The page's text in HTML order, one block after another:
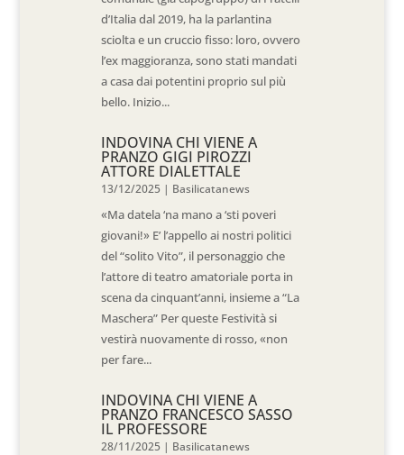
d’Italia dal 2019, ha la parlantina
sciolta e un cruccio fisso: loro, ovvero
l’ex maggioranza, sono stati mandati
a casa dai potentini proprio sul più
bello. Inizio...
INDOVINA CHI VIENE A
PRANZO GIGI PIROZZI
ATTORE DIALETTALE
13/12/2025 | Basilicatanews
«Ma datela ‘na mano a ‘sti poveri
giovani!» E’ l’appello ai nostri politici
del “solito Vito”, il personaggio che
l’attore di teatro amatoriale porta in
scena da cinquant’anni, insieme a “La
Maschera” Per queste Festività si
vestirà nuovamente di rosso, «non
per fare...
INDOVINA CHI VIENE A
PRANZO FRANCESCO SASSO
IL PROFESSORE
28/11/2025 | Basilicatanews